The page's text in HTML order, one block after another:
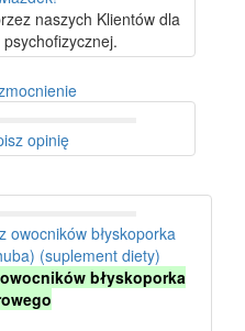
naszych Klientów dla
opinię
owocników błyskoporka
(suplement diety)
błyskoporka